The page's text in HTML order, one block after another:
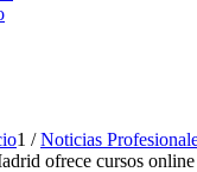
1 / Noticias
ofrece cursos